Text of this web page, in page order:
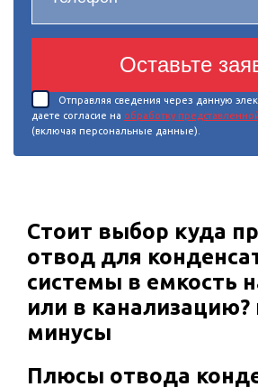
Оставьте
Отправляя сведения через данную
даете согласие на обработку
(включая персональные данные).
Стоит выбор куда
отвод для
системы в емкость
или в
минусы
Плюсы отвода